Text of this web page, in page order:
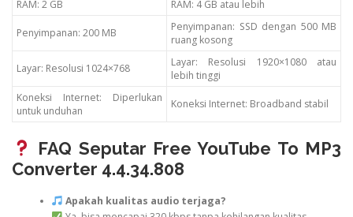
RAM: 2 GB RAM: 4 GB atau lebih
Penyimpanan: 200 MB
Penyimpanan: SSD dengan 500 MB
ruang kosong
Layar: Resolusi 1024×768
Layar: Resolusi 1920×1080 atau
lebih tinggi
Koneksi Internet: Diperlukan
untuk unduhan
Koneksi Internet: Broadband stabil
FAQ Seputar Free YouTube To MP3
Converter 4.4.34.808
Apakah kualitas audio terjaga?